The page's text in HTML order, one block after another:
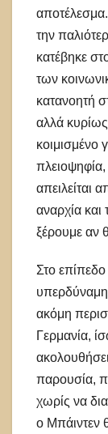
την
κατέβηκε
των
κατανοητή
αλλά
κοιμισμένο
απειλείται
αναρχία και
ξέρουμε αν
Στο επίπεδο
ακόμη
Γερμανία,
παρουσία,
χωρίς να
ο Μπάιντεν